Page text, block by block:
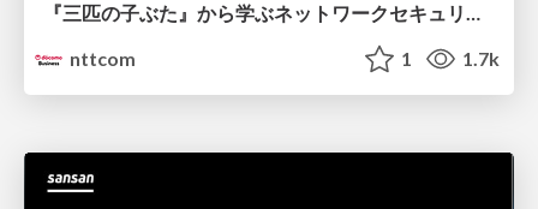
nttcom
1 1.7k